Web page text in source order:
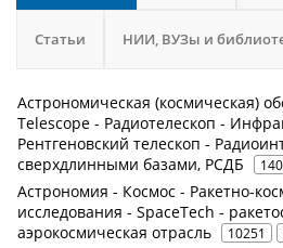
Статьи НИИ, ВУЗы и
Астрономическая (космическая)
Telescope - Радиотелескоп -
Рентгеновский телескоп -
сверхдлинными базами, РСДБ
Астрономия - Космос - Ракетно-
исследования - SpaceTech -
аэрокосмическая отрасль
10251